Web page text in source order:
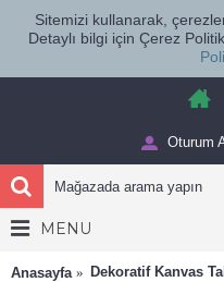
Sitemizi kullanarak,
Detaylı bilgi için Çerez
Oturum
MENU
Anasayfa Dekoratif Kanvas